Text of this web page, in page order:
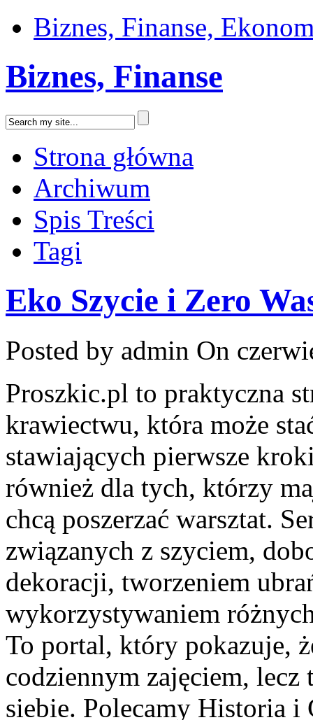
Biznes, Finanse,
Biznes, Finanse
Strona główna
Archiwum
Spis Treści
Tagi
Eko Szycie i Zero
Posted by admin On
Proszkic.pl to praktyczna
krawiectwu, która może
stawiających pierwsze
również dla tych, którzy
chcą poszerzać warsztat.
związanych z szyciem,
dekoracji, tworzeniem
wykorzystywaniem
To portal, który pokazuje,
codziennym zajęciem,
siebie. Polecamy Historia